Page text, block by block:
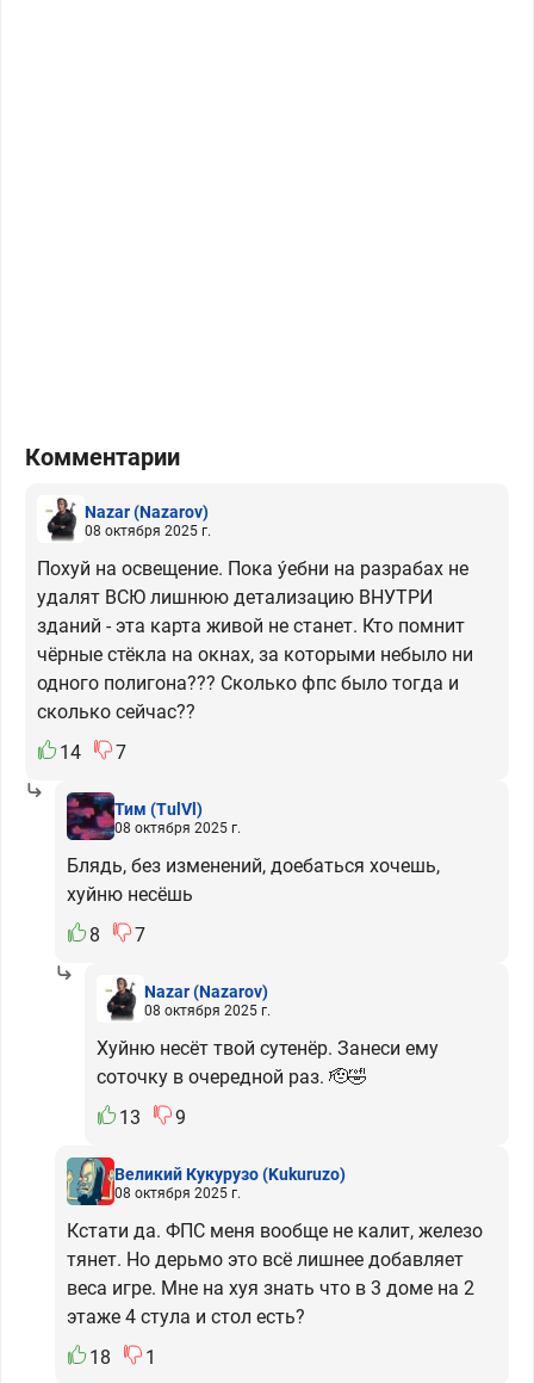
Комментарии
Nazar(Nazarov)
08 октября 2025 г.
Похуй на освещение. Пока у́ебни на разрабах не
удалят ВСЮ лишнюю детализацию ВНУТРИ
зданий - эта карта живой не станет. Кто помнит
чёрные стёкла на окнах, за которыми небыло ни
одного полигона??? Сколько фпс было тогда и
сколько сейчас??
14
7
Тим (TulVl)
08 октября 2025 г.
Блядь, без изменений, доебаться хочешь,
хуйню несёшь
8
7
Nazar(Nazarov)
08 октября 2025 г.
Хуйню несёт твой сутенёр. Занеси ему
соточку в очередной раз. 🫡🤣
13
9
Великий Кукурузо(Kukuruzo)
08 октября 2025 г.
Кстати да. ФПС меня вообще не калит, железо
тянет. Но дерьмо это всё лишнее добавляет
веса игре. Мне на хуя знать что в 3 доме на 2
этаже 4 стула и стол есть?
18
1